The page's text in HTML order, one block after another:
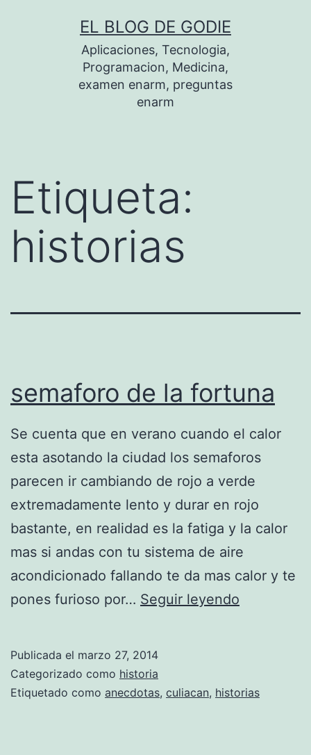
EL BLOG DE GODIE
Aplicaciones, Tecnologia,
Programacion, Medicina,
examen enarm, preguntas
enarm
Etiqueta:
historias
semaforo de la fortuna
Se cuenta que en verano cuando el calor
esta asotando la ciudad los semaforos
parecen ir cambiando de rojo a verde
extremadamente lento y durar en rojo
bastante, en realidad es la fatiga y la calor
mas si andas con tu sistema de aire
acondicionado fallando te da mas calor y te
pones furioso por… Seguir leyendo
f
Publicada el marzo 27, 2014
Categorizado como historia
Etiquetado como anecdotas, culiacan, historias